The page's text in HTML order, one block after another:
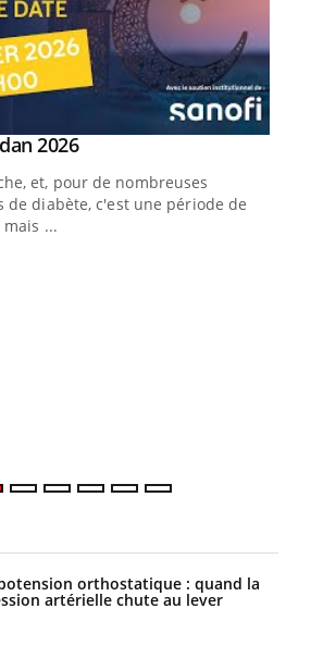
2026Youtube
et, pour de nombreuses
de diabète, c'est une période de
...
orthostatique : quand la
artérielle chute au lever